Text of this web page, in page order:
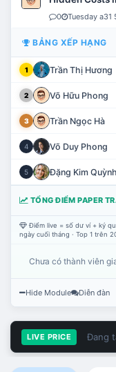
0 Tuesday a31
BẢNG XẾP HẠNG
1 Trần Thị Hương
2 Võ Hữu Phong
3 Trần Ngọc Hà
4 Võ Duy Phong
5 Đặng Kim Quỳnh
TỔNG ĐIỂM PAPER
Điểm live = số dư ví + ký
ngày cuối tháng · Top 1 trên
Chưa có thành viên
Hide Module Diễn đàn
LIVE PRICE Đang